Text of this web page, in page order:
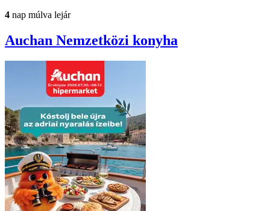
4 nap múlva lejár
Auchan Nemzetközi konyha